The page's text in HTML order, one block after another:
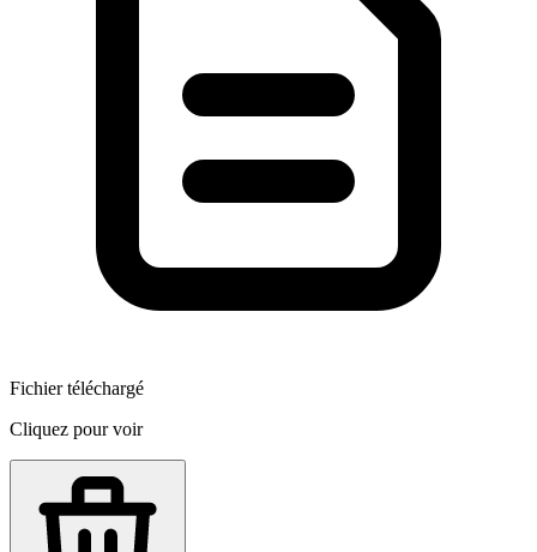
Fichier téléchargé
Cliquez pour voir